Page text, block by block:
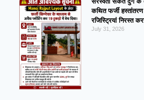
कथित फर्जी
रजिस्ट्रियां निरस्त
July 31, 2026